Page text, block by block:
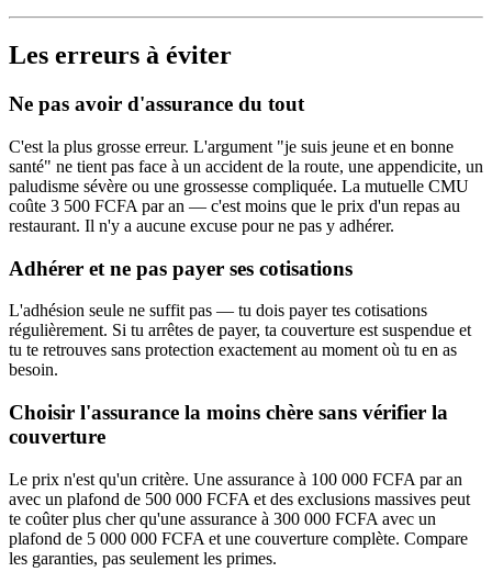
Les erreurs à éviter
Ne pas avoir d'assurance du tout
C'est la plus grosse erreur. L'argument "je suis jeune et en bonne
santé" ne tient pas face à un accident de la route, une appendicite, un
paludisme sévère ou une grossesse compliquée. La mutuelle CMU
coûte 3 500 FCFA par an — c'est moins que le prix d'un repas au
restaurant. Il n'y a aucune excuse pour ne pas y adhérer.
Adhérer et ne pas payer ses cotisations
L'adhésion seule ne suffit pas — tu dois payer tes cotisations
régulièrement. Si tu arrêtes de payer, ta couverture est suspendue et
tu te retrouves sans protection exactement au moment où tu en as
besoin.
Choisir l'assurance la moins chère sans vérifier la
couverture
Le prix n'est qu'un critère. Une assurance à 100 000 FCFA par an
avec un plafond de 500 000 FCFA et des exclusions massives peut
te coûter plus cher qu'une assurance à 300 000 FCFA avec un
plafond de 5 000 000 FCFA et une couverture complète. Compare
les garanties, pas seulement les primes.